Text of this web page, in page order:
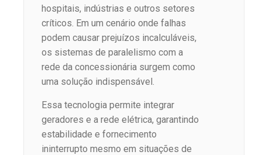
hospitais, indústrias e outros setores
críticos. Em um cenário onde falhas
podem causar prejuízos incalculáveis,
os sistemas de paralelismo com a
rede da concessionária surgem como
uma solução indispensável.
Essa tecnologia permite integrar
geradores e a rede elétrica, garantindo
estabilidade e fornecimento
ininterrupto mesmo em situações de